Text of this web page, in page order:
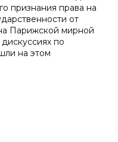
признания права на
от
Парижской мирной
по
на этом